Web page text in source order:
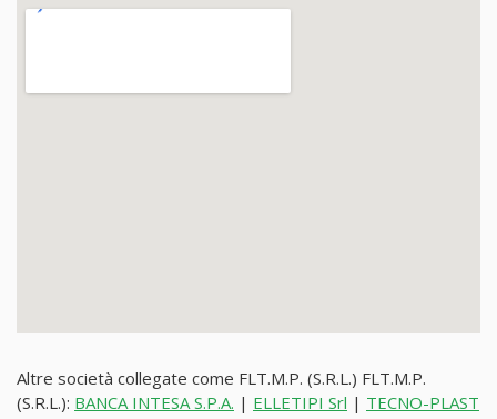
Altre società collegate come FLT.M.P. (S.R.L.) FLT.M.P.
(S.R.L.): BANCA INTESA S.P.A. | ELLETIPI Srl | TECNO-PLAST